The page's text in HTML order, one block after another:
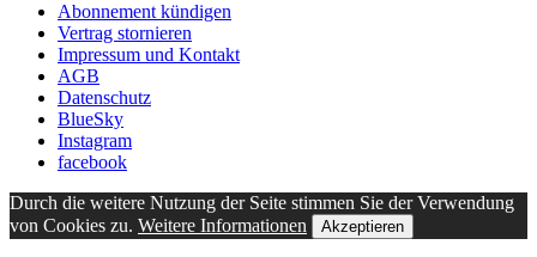
Abonnement kündigen
Vertrag stornieren
Impressum und Kontakt
AGB
Datenschutz
BlueSky
Instagram
facebook
Durch die weitere Nutzung der Seite stimmen Sie der Verwendung
von Cookies zu. Weitere Informationen Akzeptieren